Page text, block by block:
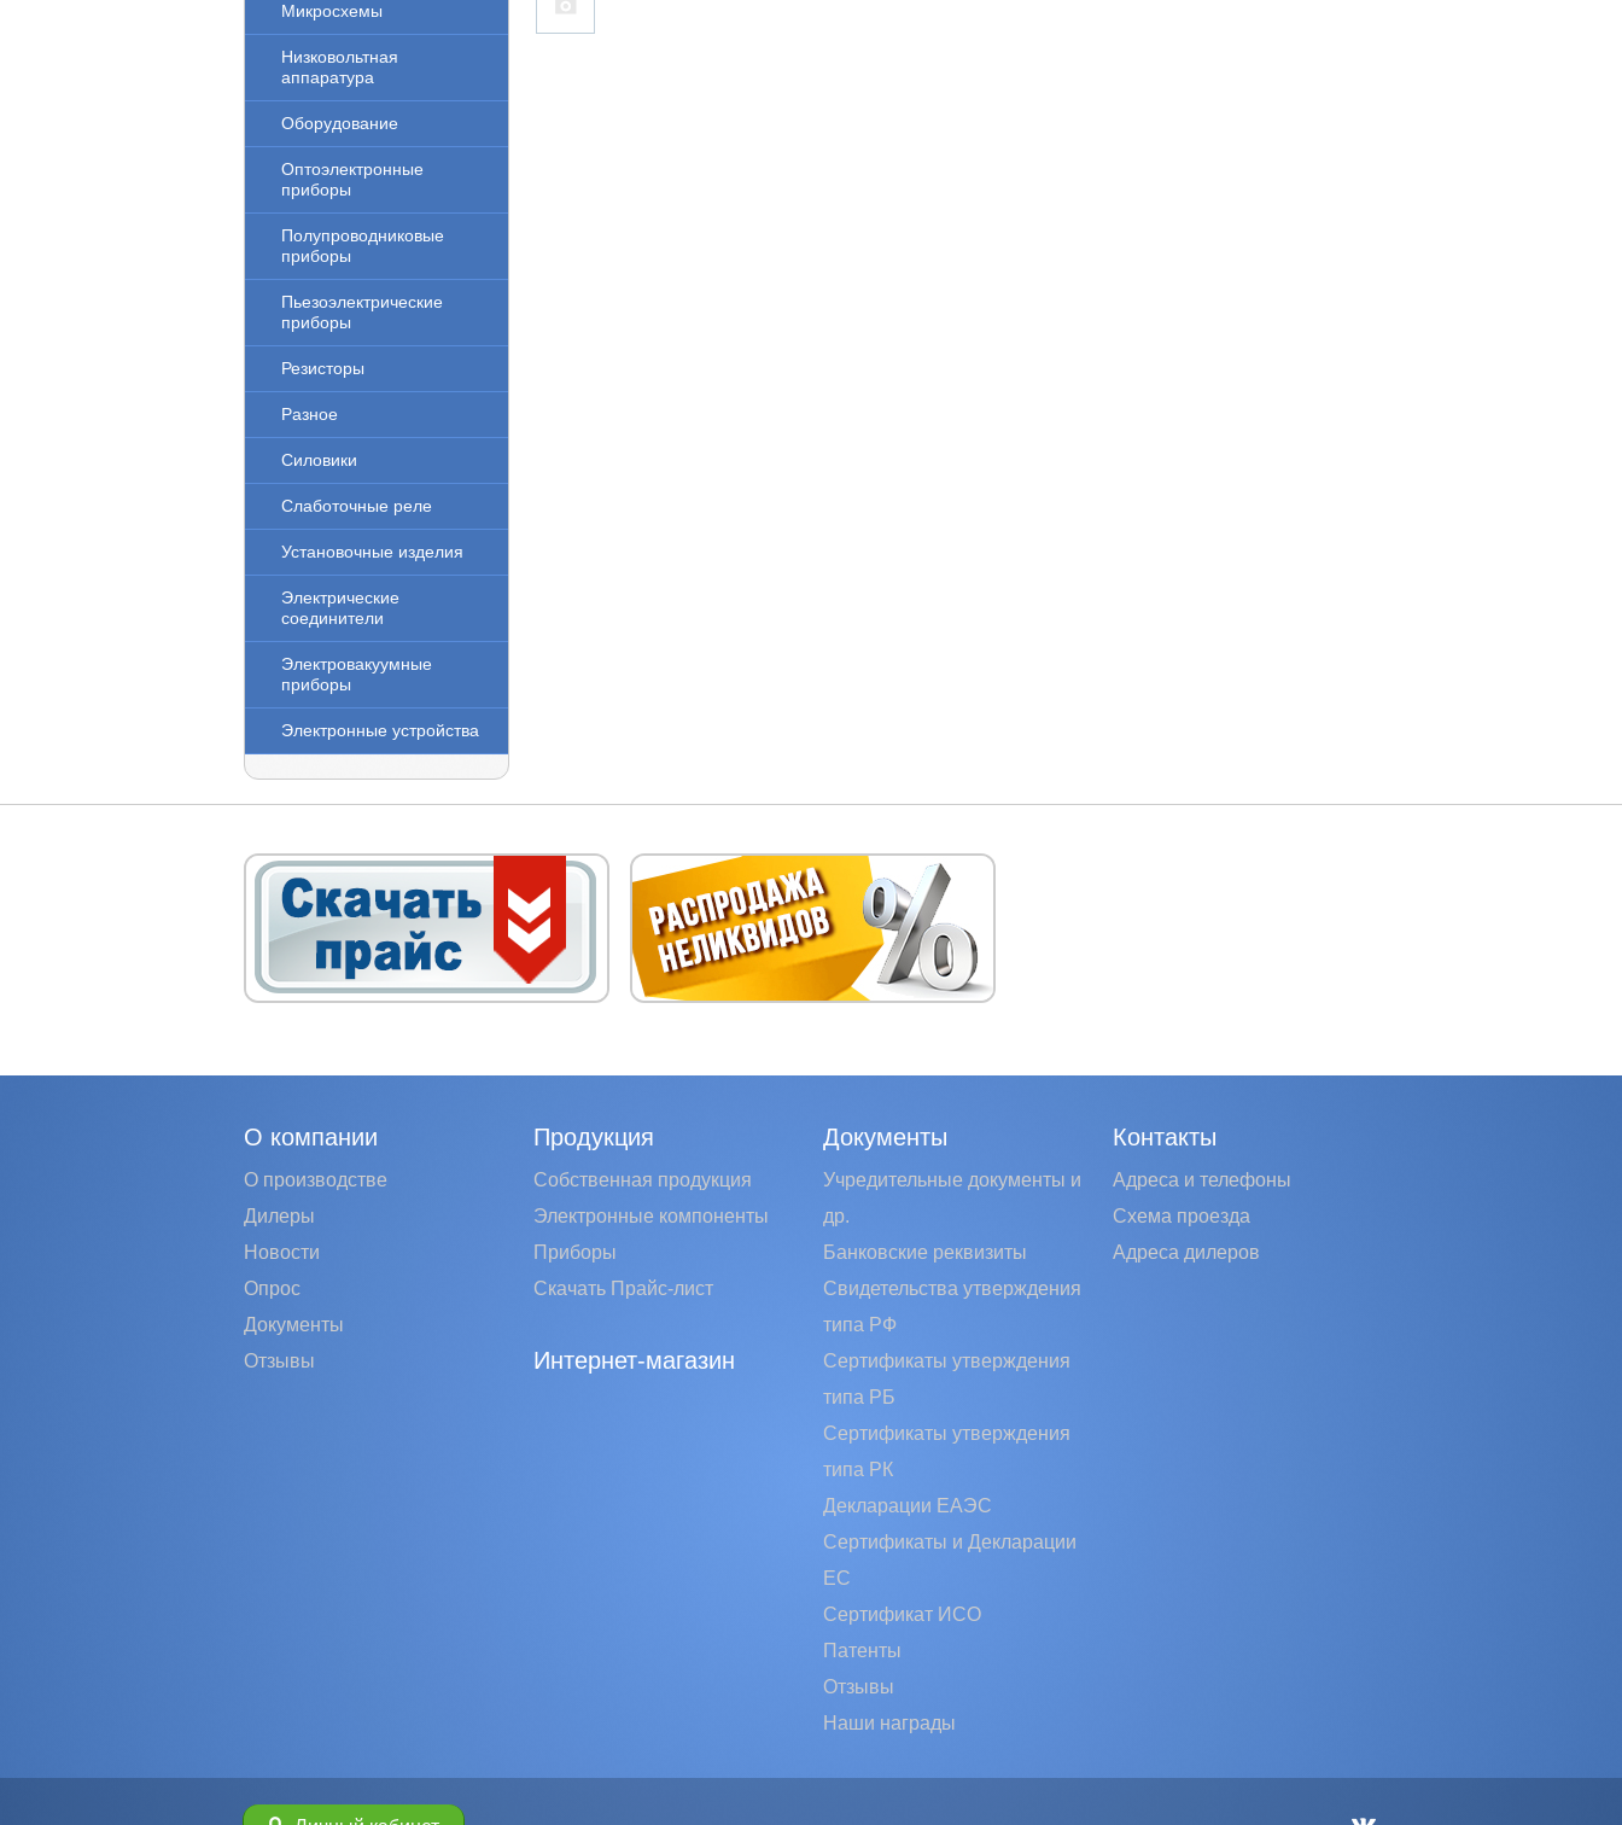
Микросхемы
Низковольтная
аппаратура
Оборудование
Оптоэлектронные
приборы
Полупроводниковые
приборы
Пьезоэлектрические
приборы
Резисторы
Разное
Силовики
Слаботочные реле
Установочные изделия
Электрические
соединители
Электровакуумные
приборы
Электронные устройства
О компании
О производстве
Дилеры
Новости
Опрос
Документы
Отзывы
Продукция
Собственная продукция
Электронные компоненты
Приборы
Скачать Прайс-лист
Интернет-магазин
Документы
Учредительные документы и
др.
Банковские реквизиты
Свидетельства утверждения
типа РФ
Сертификаты утверждения
типа РБ
Сертификаты утверждения
типа РК
Декларации ЕАЭС
Сертификаты и Декларации
EC
Сертификат ИСО
Патенты
Отзывы
Наши награды
Контакты
Адреса и телефоны
Схема проезда
Адреса дилеров